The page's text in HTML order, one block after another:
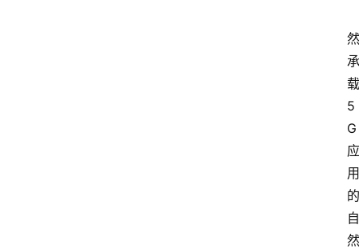
然
承
载
5
G
应
用
的
自
然